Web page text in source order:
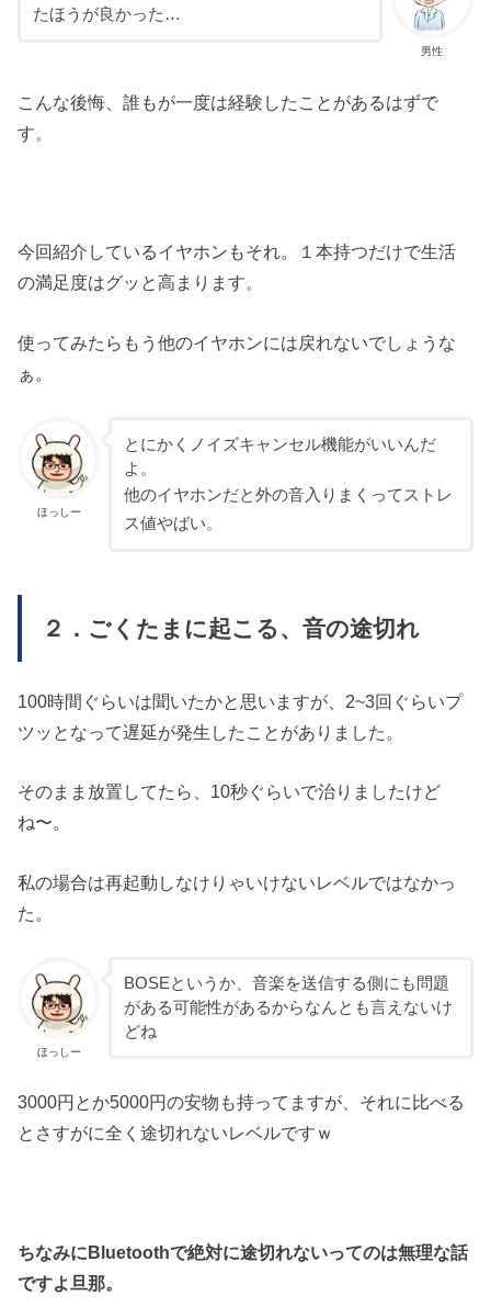
男性
たほうが良かった…
こんな後悔、誰もが一度は経験したことがあるはずで
す。
今回紹介しているイヤホンもそれ。１本持つだけで生活
の満足度はグッと高まります。
使ってみたらもう他のイヤホンには戻れないでしょうな
ぁ。
ほっしー
とにかくノイズキャンセル機能がいいんだ
よ。
他のイヤホンだと外の音入りまくってストレ
ス値やばい。
２．ごくたまに起こる、音の途切れ
100時間ぐらいは聞いたかと思いますが、2~3回ぐらいプ
ツッとなって遅延が発生したことがありました。
そのまま放置してたら、10秒ぐらいで治りましたけど
ね〜。
私の場合は再起動しなけりゃいけないレベルではなかっ
た。
ほっしー
BOSEというか、音楽を送信する側にも問題
がある可能性があるからなんとも言えないけ
どね
3000円とか5000円の安物も持ってますが、それに比べる
とさすがに全く途切れないレベルですｗ
ちなみにBluetoothで絶対に途切れないってのは無理な話
ですよ旦那。